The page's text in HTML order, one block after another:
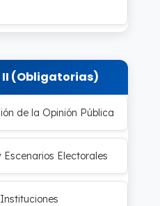
II (Obligatorias)
de la Opinión Pública
Electorales